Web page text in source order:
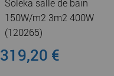
Soleka salle de bain
150W/m2 3m2 400W
(120265)
319,20 €